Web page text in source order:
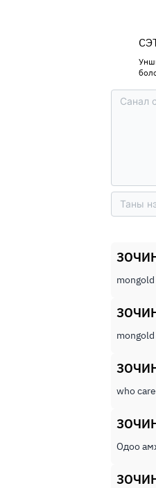
mongold
mongold
who
Одоо